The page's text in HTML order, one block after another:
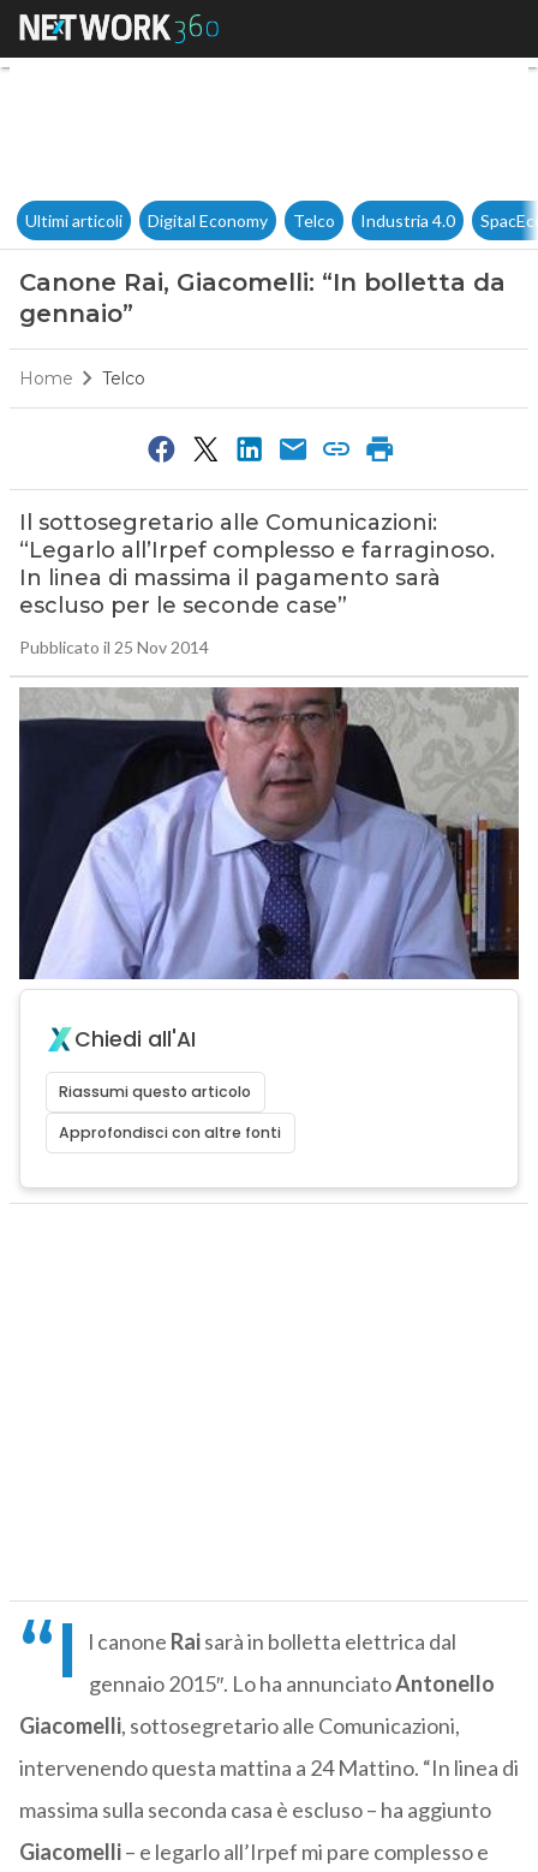
Canone Rai, Giacomelli: “In
Ultimi articoli Digital Economy Telco Industria 4.0
Canone Rai, Giacomelli: “In bolletta da
gennaio”
Home Telco
Il sottosegretario alle Comunicazioni:
“Legarlo all’Irpef complesso e farraginoso.
In linea di massima il pagamento sarà
escluso per le seconde case”
Pubblicato il 25 Nov 2014
Chiedi all'AI
Riassumi questo articolo
Approfondisci con altre fonti
“I l canone Raisarà in bolletta elettrica dal
gennaio 2015″. Lo ha annunciatoAntonello
Giacomelli, sottosegretario alle Comunicazioni,
intervenendo questa mattina a 24 Mattino. “In linea di
massima sulla seconda casa è escluso – ha aggiunto
Giacomelli– e legarlo all’Irpef mi pare complesso e